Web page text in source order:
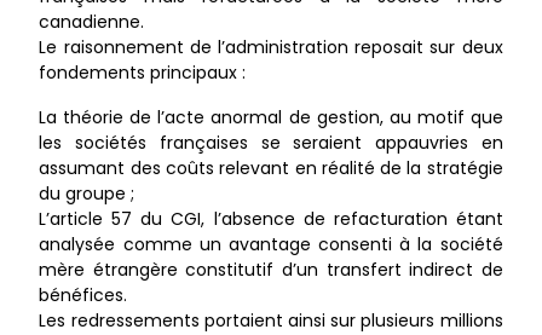
canadienne.
Le raisonnement de l’administration reposait sur deux
fondements principaux :
La théorie de l’acte anormal de gestion, au motif que
les sociétés françaises se seraient appauvries en
assumant des coûts relevant en réalité de la stratégie
du groupe ;
L’article 57 du CGI, l’absence de refacturation étant
analysée comme un avantage consenti à la société
mère étrangère constitutif d’un transfert indirect de
bénéfices.
Les redressements portaient ainsi sur plusieurs millions